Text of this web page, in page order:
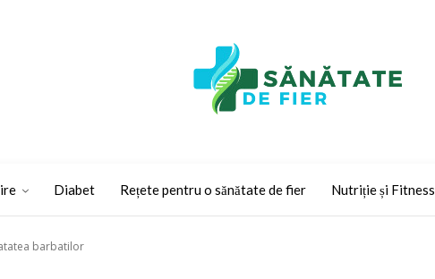
Diabet Rețete pentru o sănătate de fier Nutriție și Fitness
barbatilor